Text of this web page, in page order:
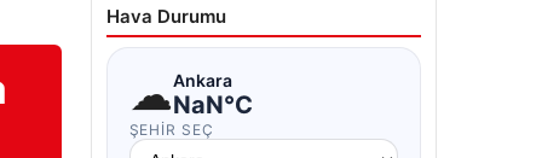
Hava Durumu
☁Ankara
NaN°C
ŞEHIR SEÇ